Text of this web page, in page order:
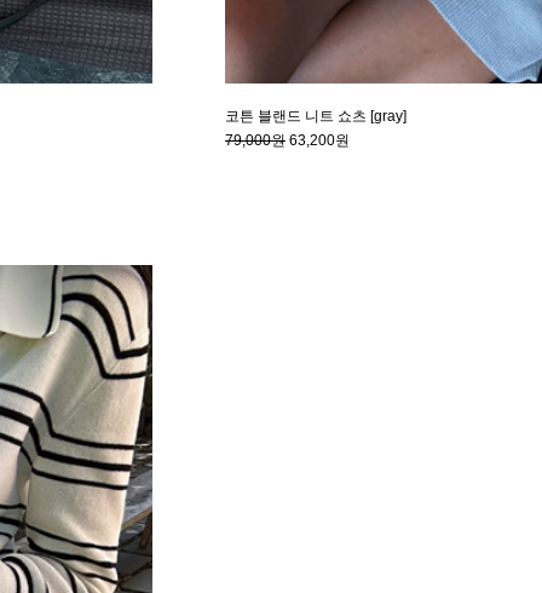
코튼 블랜드 니트 쇼츠 [gray]
79,000원 63,200원